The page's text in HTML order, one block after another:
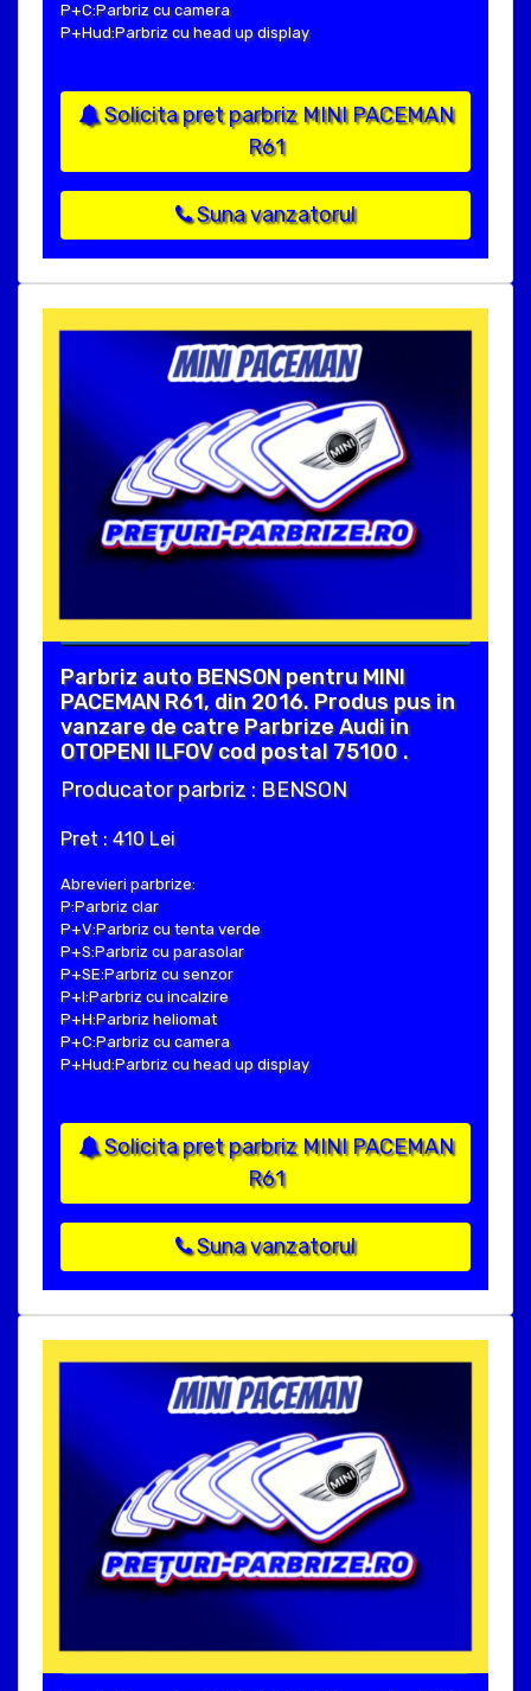
P+C:Parbriz cu camera
P+Hud:Parbriz cu head up display
Solicita pret parbriz MINI PACEMAN
R61
Suna vanzatorul
Parbriz auto BENSON pentru MINI
PACEMAN R61, din 2016. Produs pus in
vanzare de catre Parbrize Audi in
OTOPENI ILFOV cod postal 75100 .
Producator parbriz : BENSON
Pret : 410 Lei
Abrevieri parbrize:
P:Parbriz clar
P+V:Parbriz cu tenta verde
P+S:Parbriz cu parasolar
P+SE:Parbriz cu senzor
P+I:Parbriz cu incalzire
P+H:Parbriz heliomat
P+C:Parbriz cu camera
P+Hud:Parbriz cu head up display
Solicita pret parbriz MINI PACEMAN
R61
Suna vanzatorul